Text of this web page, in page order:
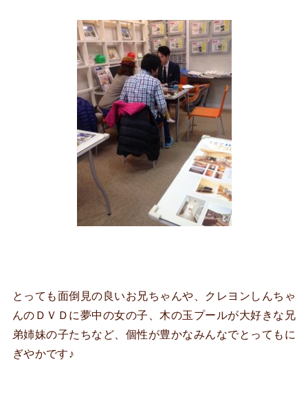
とっても面倒見の良いお兄ちゃんや、クレヨンしんちゃ
んのＤＶＤに夢中の女の子、木の玉プールが大好きな兄
弟姉妹の子たちなど、個性が豊かなみんなでとってもに
ぎやかです♪